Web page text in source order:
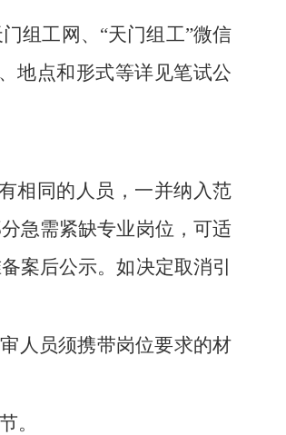
组工网、“天门组工”微信
地点和形式等详见笔试公
相同的人员，一并纳入范
急需紧缺专业岗位，可适
案后公示。如决定取消引
人员须携带岗位要求的材
。